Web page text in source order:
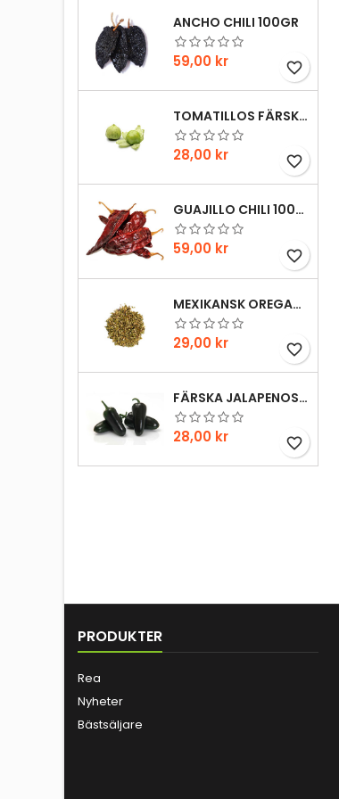
ANCHO CHILI 100GR
Pris
59,00 kr favorite_border
TOMATILLOS FÄRSKA 1HG
Pris
28,00 kr favorite_border
GUAJILLO CHILI 100GR
Pris
59,00 kr favorite_border
MEXIKANSK OREGANO 20GR
Pris
29,00 kr favorite_border
FÄRSKA JALAPENOS 1HG
Pris
28,00 kr favorite_border
PRODUKTER
Rea
Nyheter
Bästsäljare